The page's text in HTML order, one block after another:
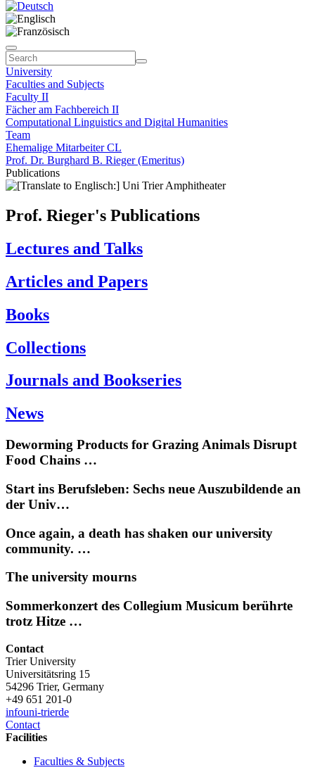
University
Faculties and Subjects
Faculty II
Fächer am Fachbereich II
Computational Linguistics and Digital Humanities
Team
Ehemalige Mitarbeiter CL
Prof. Dr. Burghard B. Rieger (Emeritus)
Publications
Prof. Rieger's Publications
Lectures and Talks
Articles and Papers
Books
Collections
Journals and Bookseries
News
Deworming Products for Grazing Animals Disrupt
Food Chains …
Start ins Berufsleben: Sechs neue Auszubildende an
der Univ…
Once again, a death has shaken our university
community. …
The university mourns
Sommerkonzert des Collegium Musicum berührte
trotz Hitze …
Contact
Trier University
Universitätsring 15
54296 Trier, Germany
+49 651 201-0
infouni-trierde
Contact
Facilities
Faculties & Subjects